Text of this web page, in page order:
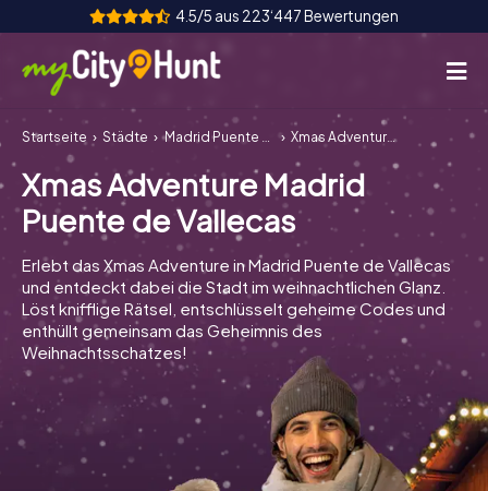
4.5/5 aus 223‘447 Bewertungen
So funktioniert's
Städte
Touren
Teamevent
Tickets
INT CH
DE
FR UK
IE
IT
Startseite Städte Madrid Puente de Vallecas Xmas Adventure Madrid Puente de Vallecas
Xmas Adventure Madrid
Puente de Vallecas
Erlebt das Xmas Adventure in Madrid Puente de Vallecas
und entdeckt dabei die Stadt im weihnachtlichen Glanz.
Löst knifflige Rätsel, entschlüsselt geheime Codes und
enthüllt gemeinsam das Geheimnis des
Weihnachtsschatzes!